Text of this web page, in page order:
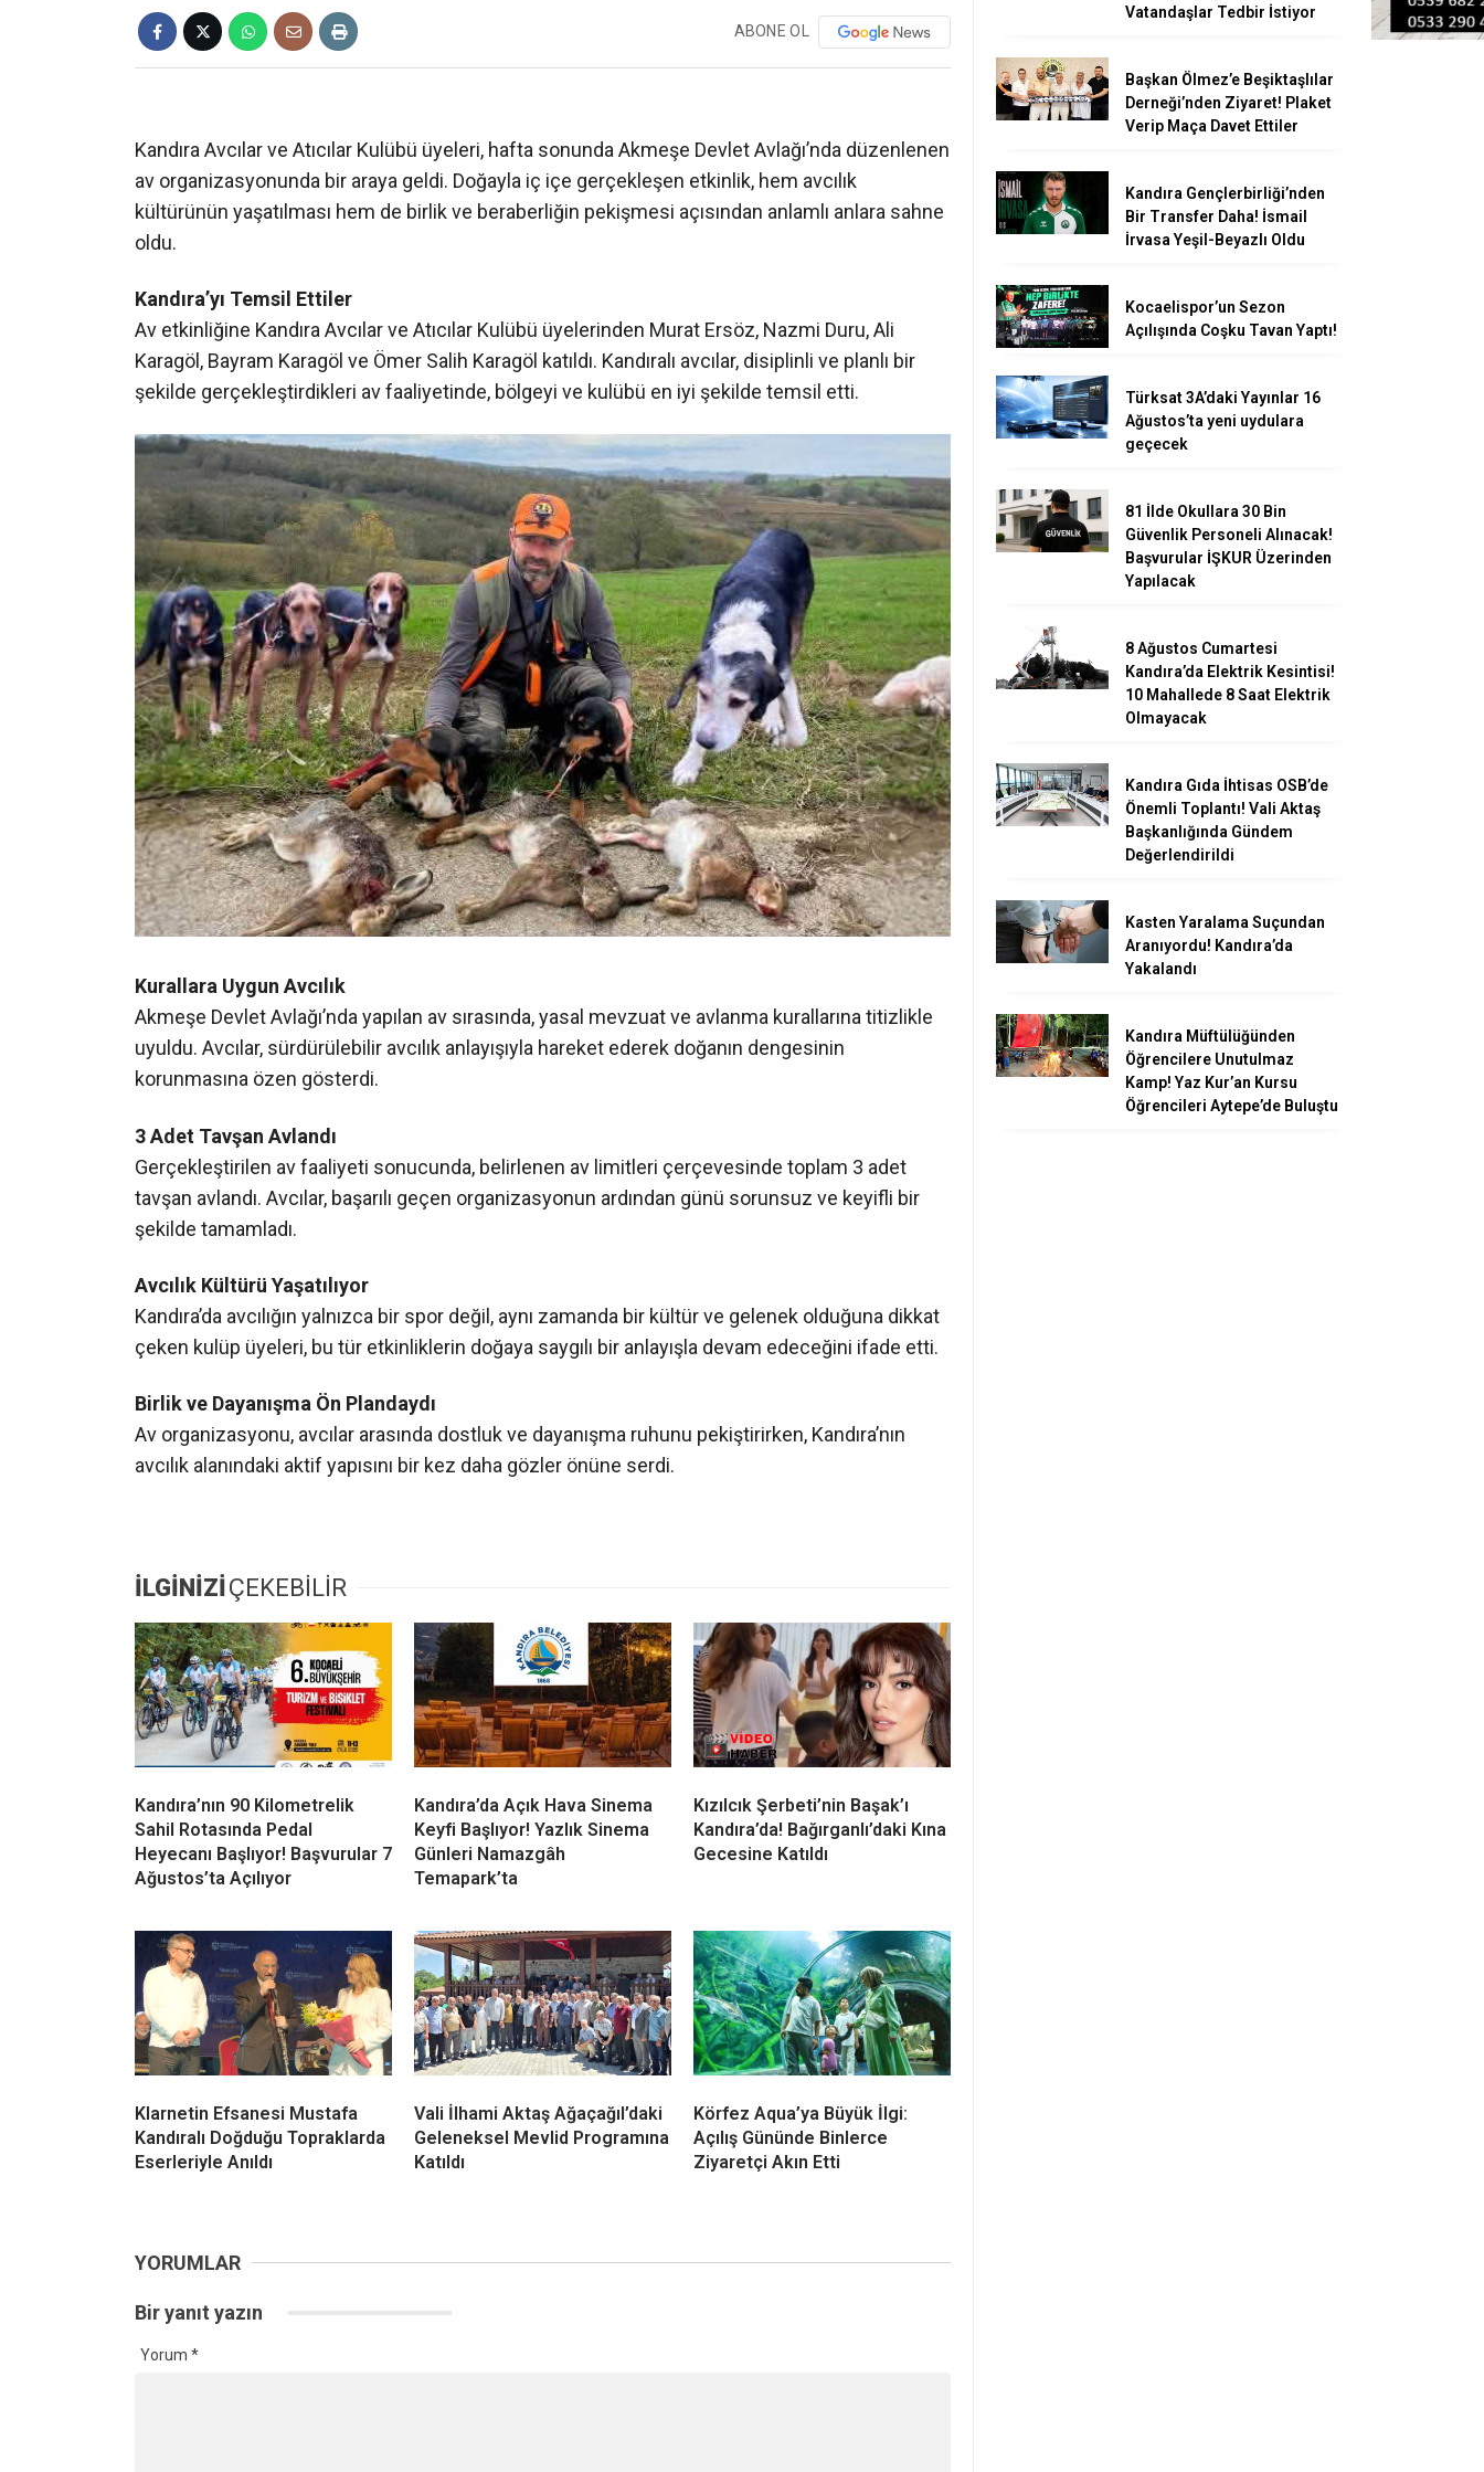
ABONE OL
Kandıra Avcılar ve Atıcılar Kulübü üyeleri, hafta sonunda Akmeşe Devlet Avlağı’nda düzenlenen
av organizasyonunda bir araya geldi. Doğayla iç içe gerçekleşen etkinlik, hem avcılık
oldu.
Kandıra’yı Temsil Ettiler
Av etkinliğine Kandıra Avcılar ve Atıcılar Kulübü üyelerinden Murat Ersöz, Nazmi Duru, Ali
Karagöl, Bayram Karagöl ve Ömer Salih Karagöl katıldı. Kandıralı avcılar, disiplinli ve planlı bir
şekilde gerçekleştirdikleri av faaliyetinde, bölgeyi ve kulübü en iyi şekilde temsil etti.
Kurallara Uygun Avcılık
Akmeşe Devlet Avlağı’nda yapılan av sırasında, yasal mevzuat ve avlanma kurallarına titizlikle
korunmasına özen gösterdi.
3 Adet Tavşan Avlandı
tavşan avlandı. Avcılar, başarılı geçen organizasyonun ardından günü sorunsuz ve keyifli bir
şekilde tamamladı.
Birlik ve Dayanışma Ön Plandaydı
Av organizasyonu, avcılar arasında dostluk ve dayanışma ruhunu pekiştirirken, Kandıra’nın
avcılık alanındaki aktif yapısını bir kez daha gözler önüne serdi.
İLGİNİZİ
Kandıra’nın 90 Kilometrelik
Sahil Rotasında Pedal
Heyecanı Başlıyor! Başvurular 7
Kandıra’da Açık Hava Sinema
Keyfi Başlıyor! Yazlık Sinema
Günleri Namazgâh
Kızılcık Şerbeti’nin Başak’ı
Kandıra’da! Bağırganlı’daki Kına
Gecesine Katıldı
Vatandaşlar Tedbir İstiyor
Başkan Ölmez’e Beşiktaşlılar
Derneği’nden Ziyaret! Plaket
Verip Maça Davet Ettiler
Kandıra Gençlerbirliği’nden
Bir Transfer Daha! İsmail
İrvasa Yeşil-Beyazlı Oldu
Kocaelispor’un Sezon
Açılışında Coşku Tavan Yaptı!
Türksat 3A’daki Yayınlar 16
Ağustos’ta yeni uydulara
geçecek
81 İlde Okullara 30 Bin
Güvenlik Personeli Alınacak!
Başvurular İŞKUR Üzerinden
Yapılacak
8 Ağustos Cumartesi
Kandıra’da Elektrik Kesintisi!
10 Mahallede 8 Saat Elektrik
Olmayacak
Kandıra Gıda İhtisas OSB’de
Önemli Toplantı! Vali Aktaş
Başkanlığında Gündem
Değerlendirildi
Kasten Yaralama Suçundan
Aranıyordu! Kandıra’da
Yakalandı
Kandıra Müftülüğünden
Öğrencilere Unutulmaz
Kamp! Yaz Kur’an Kursu
Öğrencileri Aytepe’de Buluştu